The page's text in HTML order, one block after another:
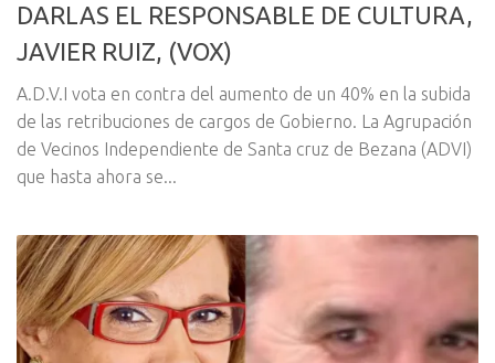
DARLAS EL RESPONSABLE DE CULTURA,
JAVIER RUIZ, (VOX)
A.D.V.I vota en contra del aumento de un 40% en la subida
de las retribuciones de cargos de Gobierno. La Agrupación
de Vecinos Independiente de Santa cruz de Bezana (ADVI)
que hasta ahora se...